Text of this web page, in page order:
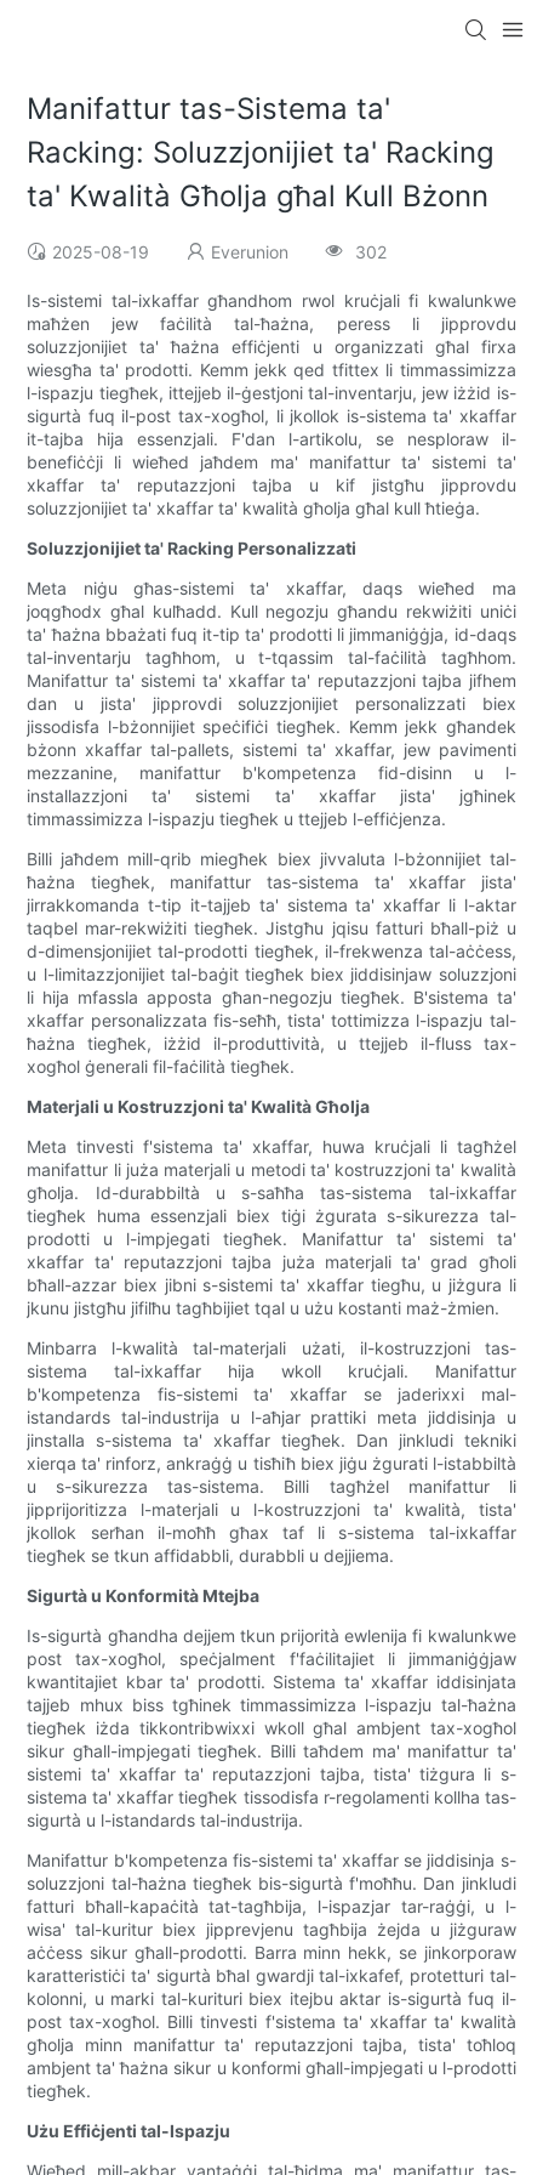
Manifattur tas-Sistema ta'
Racking: Soluzzjonijiet ta' Racking
ta' Kwalità Għolja għal Kull Bżonn
2025-08-19 Everunion 302
Is-sistemi tal-ixkaffar għandhom rwol kruċjali fi kwalunkwe
maħżen jew faċilità tal-ħażna, peress li jipprovdu
soluzzjonijiet ta' ħażna effiċjenti u organizzati għal firxa
wiesgħa ta' prodotti. Kemm jekk qed tfittex li timmassimizza
l-ispazju tiegħek, ittejjeb il-ġestjoni tal-inventarju, jew iżżid is-
sigurtà fuq il-post tax-xogħol, li jkollok is-sistema ta' xkaffar
it-tajba hija essenzjali. F'dan l-artikolu, se nesploraw il-
benefiċċji li wieħed jaħdem ma' manifattur ta' sistemi ta'
xkaffar ta' reputazzjoni tajba u kif jistgħu jipprovdu
soluzzjonijiet ta' xkaffar ta' kwalità għolja għal kull ħtieġa.
Soluzzjonijiet ta' Racking Personalizzati
Meta niġu għas-sistemi ta' xkaffar, daqs wieħed ma
joqgħodx għal kulħadd. Kull negozju għandu rekwiżiti uniċi
ta' ħażna bbażati fuq it-tip ta' prodotti li jimmaniġġja, id-daqs
tal-inventarju tagħhom, u t-tqassim tal-faċilità tagħhom.
Manifattur ta' sistemi ta' xkaffar ta' reputazzjoni tajba jifhem
dan u jista' jipprovdi soluzzjonijiet personalizzati biex
jissodisfa l-bżonnijiet speċifiċi tiegħek. Kemm jekk għandek
bżonn xkaffar tal-pallets, sistemi ta' xkaffar, jew pavimenti
mezzanine, manifattur b'kompetenza fid-disinn u l-
installazzjoni ta' sistemi ta' xkaffar jista' jgħinek
timmassimizza l-ispazju tiegħek u ttejjeb l-effiċjenza.
Billi jaħdem mill-qrib miegħek biex jivvaluta l-bżonnijiet tal-
ħażna tiegħek, manifattur tas-sistema ta' xkaffar jista'
jirrakkomanda t-tip it-tajjeb ta' sistema ta' xkaffar li l-aktar
taqbel mar-rekwiżiti tiegħek. Jistgħu jqisu fatturi bħall-piż u
d-dimensjonijiet tal-prodotti tiegħek, il-frekwenza tal-aċċess,
u l-limitazzjonijiet tal-baġit tiegħek biex jiddisinjaw soluzzjoni
li hija mfassla apposta għan-negozju tiegħek. B'sistema ta'
xkaffar personalizzata fis-seħħ, tista' tottimizza l-ispazju tal-
ħażna tiegħek, iżżid il-produttività, u ttejjeb il-fluss tax-
xogħol ġenerali fil-faċilità tiegħek.
Materjali u Kostruzzjoni ta' Kwalità Għolja
Meta tinvesti f'sistema ta' xkaffar, huwa kruċjali li tagħżel
manifattur li juża materjali u metodi ta' kostruzzjoni ta' kwalità
għolja. Id-durabbiltà u s-saħħa tas-sistema tal-ixkaffar
tiegħek huma essenzjali biex tiġi żgurata s-sikurezza tal-
prodotti u l-impjegati tiegħek. Manifattur ta' sistemi ta'
xkaffar ta' reputazzjoni tajba juża materjali ta' grad għoli
bħall-azzar biex jibni s-sistemi ta' xkaffar tiegħu, u jiżgura li
jkunu jistgħu jifilħu tagħbijiet tqal u użu kostanti maż-żmien.
Minbarra l-kwalità tal-materjali użati, il-kostruzzjoni tas-
sistema tal-ixkaffar hija wkoll kruċjali. Manifattur
b'kompetenza fis-sistemi ta' xkaffar se jaderixxi mal-
istandards tal-industrija u l-aħjar prattiki meta jiddisinja u
jinstalla s-sistema ta' xkaffar tiegħek. Dan jinkludi tekniki
xierqa ta' rinforz, ankraġġ u tisħiħ biex jiġu żgurati l-istabbiltà
u s-sikurezza tas-sistema. Billi tagħżel manifattur li
jipprijoritizza l-materjali u l-kostruzzjoni ta' kwalità, tista'
jkollok serħan il-moħħ għax taf li s-sistema tal-ixkaffar
tiegħek se tkun affidabbli, durabbli u dejjiema.
Sigurtà u Konformità Mtejba
Is-sigurtà għandha dejjem tkun prijorità ewlenija fi kwalunkwe
post tax-xogħol, speċjalment f'faċilitajiet li jimmaniġġjaw
kwantitajiet kbar ta' prodotti. Sistema ta' xkaffar iddisinjata
tajjeb mhux biss tgħinek timmassimizza l-ispazju tal-ħażna
tiegħek iżda tikkontribwixxi wkoll għal ambjent tax-xogħol
sikur għall-impjegati tiegħek. Billi taħdem ma' manifattur ta'
sistemi ta' xkaffar ta' reputazzjoni tajba, tista' tiżgura li s-
sistema ta' xkaffar tiegħek tissodisfa r-regolamenti kollha tas-
sigurtà u l-istandards tal-industrija.
Manifattur b'kompetenza fis-sistemi ta' xkaffar se jiddisinja s-
soluzzjoni tal-ħażna tiegħek bis-sigurtà f'moħħu. Dan jinkludi
fatturi bħall-kapaċità tat-tagħbija, l-ispazjar tar-raġġi, u l-
wisa' tal-kuritur biex jipprevjenu tagħbija żejda u jiżguraw
aċċess sikur għall-prodotti. Barra minn hekk, se jinkorporaw
karatteristiċi ta' sigurtà bħal gwardji tal-ixkafef, protetturi tal-
kolonni, u marki tal-kurituri biex itejbu aktar is-sigurtà fuq il-
post tax-xogħol. Billi tinvesti f'sistema ta' xkaffar ta' kwalità
għolja minn manifattur ta' reputazzjoni tajba, tista' toħloq
ambjent ta' ħażna sikur u konformi għall-impjegati u l-prodotti
tiegħek.
Użu Effiċjenti tal-Ispazju